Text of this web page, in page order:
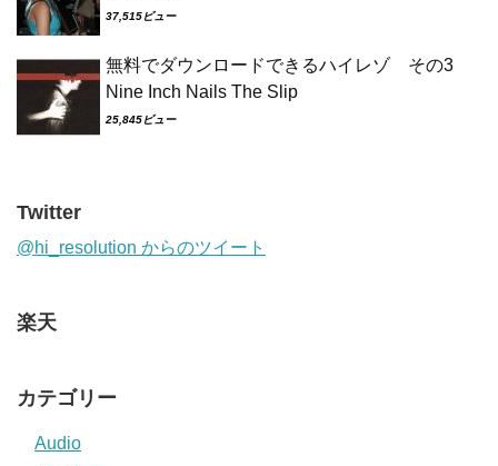
37,515ビュー
無料でダウンロードできるハイレゾ その3
Nine Inch Nails The Slip
25,845ビュー
Twitter
@hi_resolution からのツイート
楽天
カテゴリー
Audio